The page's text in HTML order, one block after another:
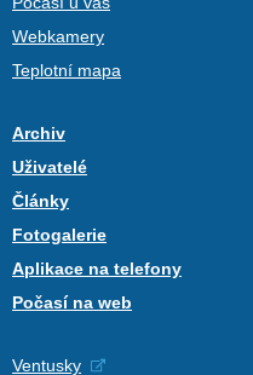
Webkamery
Teplotní mapa
Archiv
Uživatelé
Články
Fotogalerie
Aplikace na telefony
Počasí na web
Ventusky